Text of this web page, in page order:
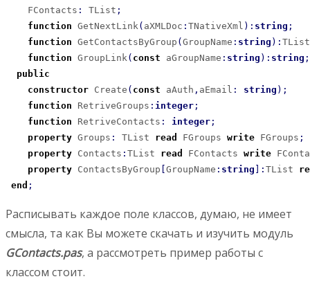
    FContacts
: TList ;
function GetNextLink ( aXMLDoc : TNativeXml ) : string ;
function GetContactsByGroup ( GroupName : string ) : TList
function GroupLink ( const aGroupName : string ) : string ;
public
constructor Create ( const aAuth , aEmail : string ) ;
function RetriveGroups : integer ;
function RetriveContacts : integer ;
property Groups : TList read FGroups write FGroups ;
property Contacts : TList read FContacts write
property ContactsByGroup GroupName : string : TList
end ;
Расписывать каждое поле классов, думаю, не имеет
смысла, та как Вы можете скачать и изучить модуль
GContacts.pas, а рассмотреть пример работы с
классом стоит.